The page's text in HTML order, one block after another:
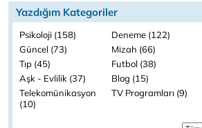
Yazdığım Kategoriler
Psikoloji (158)
Deneme (122)
Güncel (73)
Mizah (66)
Tıp (45)
Futbol (38)
Aşk - Evlilik (37)
Blog (15)
Telekomünikasyon
(10)
TV Programları (9)